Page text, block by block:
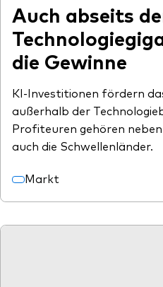
Auch abseits
die Gewinne
KI-Investitionen fördern
außerhalb der
Profiteuren gehören
auch die Schwellenländer.
Markt